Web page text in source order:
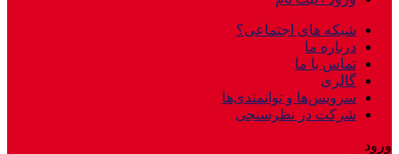
شبکه های اجتماعی؟
درباره ما
تماس با ما
گالری
سرویس‌ها و توانمندی‌ها
شرکت در نظرسنجی
ورود